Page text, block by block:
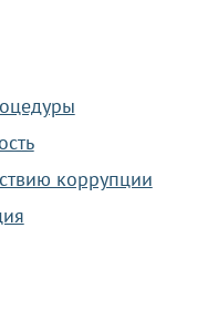
коррупции